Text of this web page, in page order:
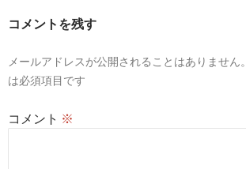
コメントを残す
メールアドレスが公開されることはありません。
は必須項目です
コメント ※